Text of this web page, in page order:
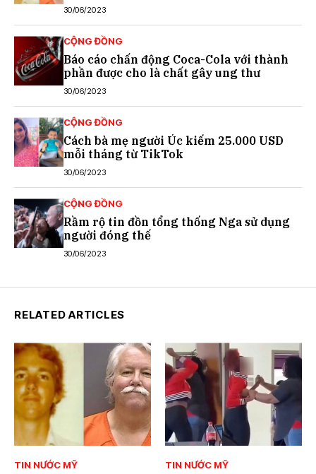
30/06/2023
CỘNG ĐỒNG
Báo cáo chấn động Coca-Cola với thành
phần được cho là chất gây ung thư
30/06/2023
CỘNG ĐỒNG
Cách bà mẹ người Úc kiếm 25.000 USD
mỗi tháng từ TikTok
30/06/2023
CỘNG ĐỒNG
Rầm rộ tin đồn tổng thống Nga sử dụng
người đóng thế
30/06/2023
RELATED ARTICLES
TIN NƯỚC MỸ TIN NƯỚC MỸ